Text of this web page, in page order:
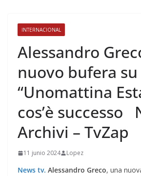
INTERNACIONAL
Alessandro
nuovo bufera su
“Unomattina
cos’è successo
Archivi – TvZap
11 junio 2024 Lopez
News tv. Alessandro Greco, una